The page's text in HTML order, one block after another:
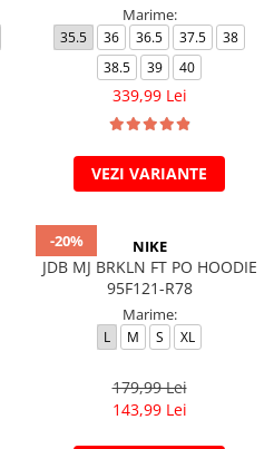
Marime:
35.5 36 36.5 37.5
38
38.5
39 40
339,99 Lei
VEZI VARIANTE
-20% NIKE
JDB MJ BRKLN FT PO HOODIE
95F121-R78
Marime:
L M S XL
179,99 Lei
143,99 Lei